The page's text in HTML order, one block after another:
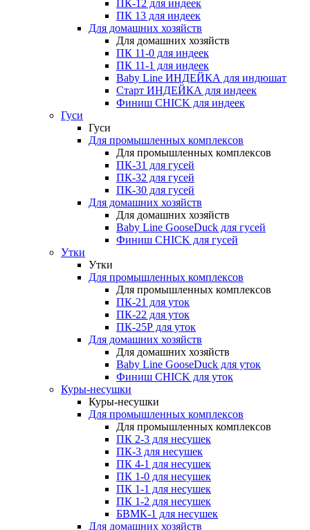
ПК-12 для индеек
ПК 13 для индеек
Для домашних хозяйств
Для домашних хозяйств
ПК 11-0 для индеек
ПК 11-1 для индеек
Baby Line ИНДЕЙКА для индюшат
Старт ИНДЕЙКА для индеек
Финиш CHICK для индеек
Гуси
Гуси
Для промышленных комплексов
Для промышленных комплексов
ПК-31 для гусей
ПК-32 для гусей
ПК-30 для гусей
Для домашних хозяйств
Для домашних хозяйств
Baby Line GooseDuck для гусей
Финиш CHICK для гусей
Утки
Утки
Для промышленных комплексов
Для промышленных комплексов
ПК-21 для уток
ПК-22 для уток
ПК-25Р для уток
Для домашних хозяйств
Для домашних хозяйств
Baby Line GooseDuck для уток
Финиш CHICK для уток
Куры-несушки
Куры-несушки
Для промышленных комплексов
Для промышленных комплексов
ПК 2-3 для несушек
ПК-3 для несушек
ПК 4-1 для несушек
ПК 1-0 для несушек
ПК 1-1 для несушек
ПК 1-2 для несушек
БВМК-1 для несушек
Для домашних хозяйств